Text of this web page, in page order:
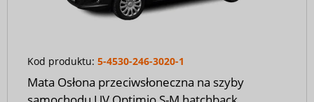
Kod produktu: 5-4530-246-3020-1
Mata Osłona przeciwsłoneczna na szyby